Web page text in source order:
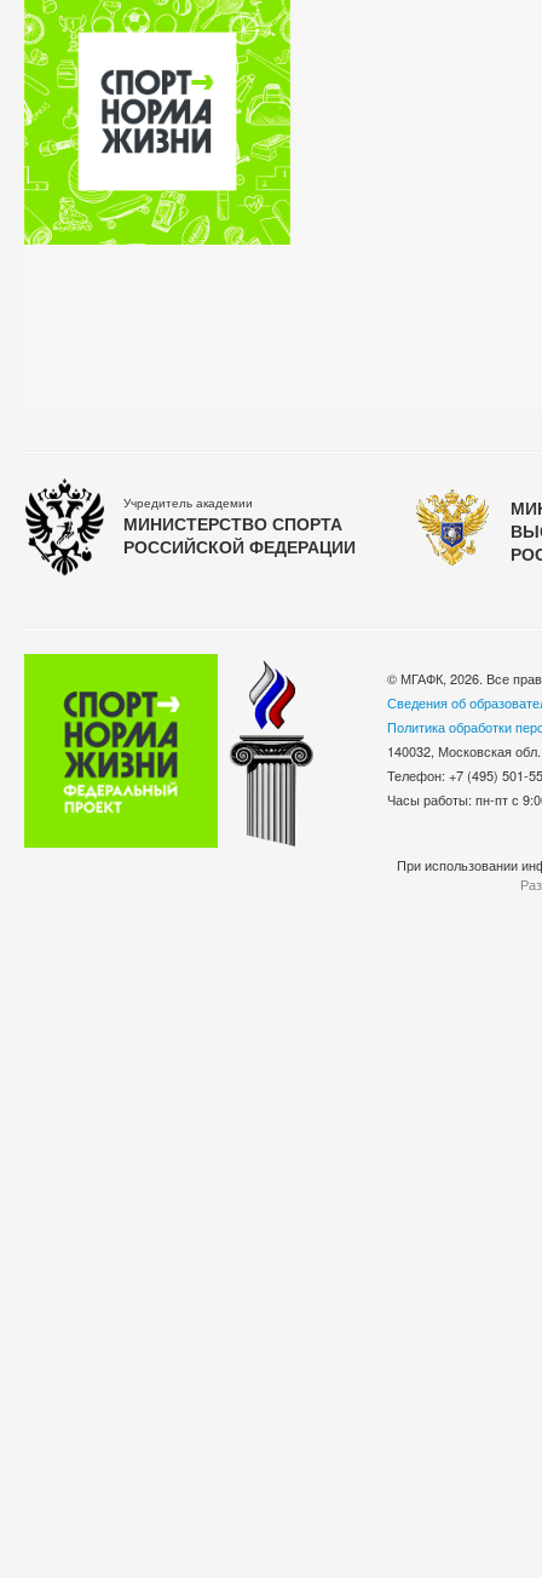
Учредитель академии
МИНИСТЕРСТВО СПОРТА
РОССИЙСКОЙ ФЕДЕРАЦИИ
© МГАФК, 2026. Все
Сведения об
Политика обработки
140032, Московская
Телефон: +7 (495)
Часы работы: пн-пт с
При использовании